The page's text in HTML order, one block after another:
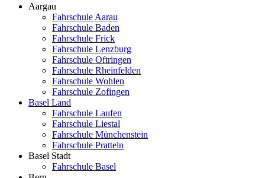
Aargau
Fahrschule Aarau
Fahrschule Baden
Fahrschule Frick
Fahrschule Lenzburg
Fahrschule Oftringen
Fahrschule Rheinfelden
Fahrschule Wohlen
Fahrschule Zofingen
Basel Land
Fahrschule Laufen
Fahrschule Liestal
Fahrschule Münchenstein
Fahrschule Pratteln
Basel Stadt
Fahrschule Basel